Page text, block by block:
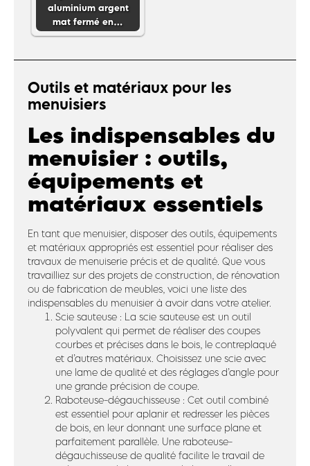
aluminium argent
mat fermé en…
Outils et matériaux pour les
menuisiers
Les indispensables du
menuisier : outils,
équipements et
matériaux essentiels
En tant que menuisier, disposer des outils, équipements
et matériaux appropriés est essentiel pour réaliser des
travaux de menuiserie précis et de qualité. Que vous
travailliez sur des projets de construction, de rénovation
ou de fabrication de meubles, voici une liste des
indispensables du menuisier à avoir dans votre atelier.
Scie sauteuse : La scie sauteuse est un outil
polyvalent qui permet de réaliser des coupes
courbes et précises dans le bois, le contreplaqué
et d’autres matériaux. Choisissez une scie avec
une lame de qualité et des réglages d’angle pour
une grande précision de coupe.
Raboteuse-dégauchisseuse : Cet outil combiné
est essentiel pour aplanir et redresser les pièces
de bois, en leur donnant une surface plane et
parfaitement parallèle. Une raboteuse-
dégauchisseuse de qualité facilite le travail de